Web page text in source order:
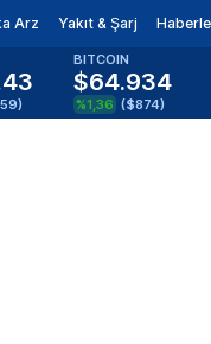
Arz Yakıt & Şarj
)
BITCOIN
$64.934
%1,36 ($874)